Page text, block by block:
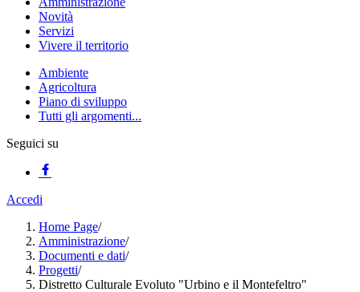
Novità
Servizi
Vivere il territorio
Ambiente
Agricoltura
Piano di sviluppo
Tutti gli argomenti...
Seguici su
Accedi
Home Page/
Amministrazione/
Documenti e dati/
Progetti/
Distretto Culturale Evoluto "Urbino e il Montefeltro"